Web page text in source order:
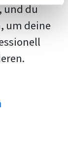
und du
um deine